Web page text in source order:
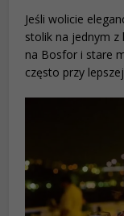
Jeśli wolicie
stolik na jednym z
na Bosfor i stare
często przy